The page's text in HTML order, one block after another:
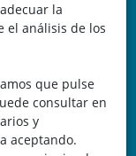
la
el análisis de los
que pulse
consultar en
y
aceptando.